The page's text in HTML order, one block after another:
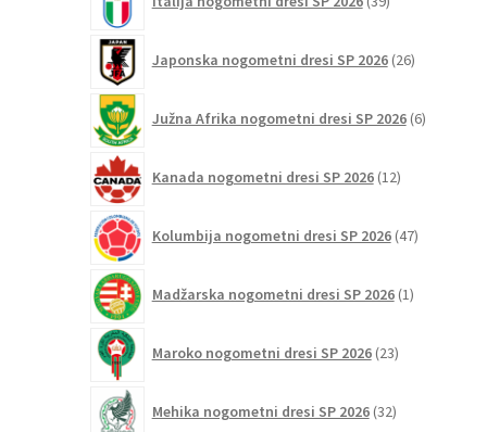
izdelkov
Japonska nogometni dresi SP 2026 26izdelkov
Južna Afrika nogometni dresi SP 2026 6izdelkov
Kanada nogometni dresi SP 2026 12izdelkov
Kolumbija nogometni dresi SP 2026 47izdelkov
Madžarska nogometni dresi SP 2026 1izdelek
Maroko nogometni dresi SP 2026 23izdelkov
Mehika nogometni dresi SP 2026 32izdelkov